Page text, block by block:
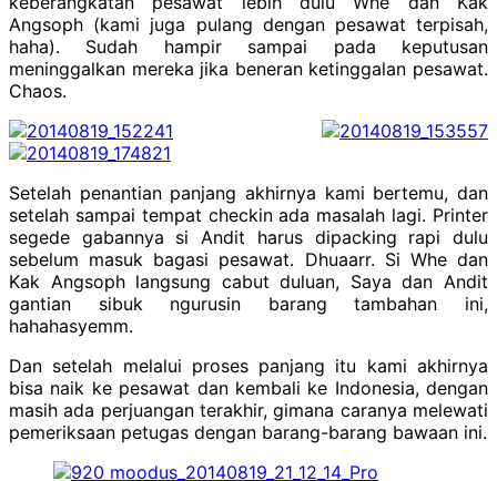
Angsoph (kami juga pulang dengan pesawat terpisah,
haha). Sudah hampir sampai pada keputusan
meninggalkan mereka jika beneran ketinggalan pesawat.
Chaos.
Setelah penantian panjang akhirnya kami bertemu, dan
setelah sampai tempat checkin ada masalah lagi. Printer
segede gabannya si Andit harus dipacking rapi dulu
sebelum masuk bagasi pesawat. Dhuaarr. Si Whe dan
Kak Angsoph langsung cabut duluan, Saya dan Andit
gantian sibuk ngurusin barang tambahan ini,
hahahasyemm.
Dan setelah melalui proses panjang itu kami akhirnya
bisa naik ke pesawat dan kembali ke Indonesia, dengan
masih ada perjuangan terakhir, gimana caranya melewati
pemeriksaan petugas dengan barang-barang bawaan ini.